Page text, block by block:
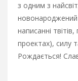
з одним з
новонароджений
написанні
проектах), силу
Рождається!